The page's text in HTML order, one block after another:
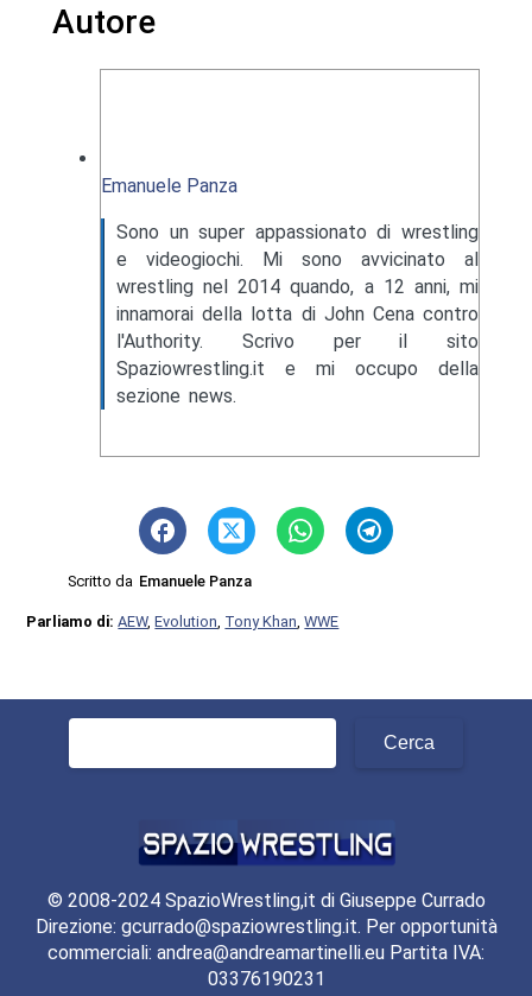
Autore
Emanuele Panza
Sono un super appassionato di wrestling
e videogiochi. Mi sono avvicinato al
wrestling nel 2014 quando, a 12 anni, mi
innamorai della lotta di John Cena contro
l'Authority. Scrivo per il sito
Spaziowrestling.it e mi occupo della
sezione news.
Scritto da Emanuele Panza
Parliamo di:AEW,Evolution Tony Khan ,WWE
© 2008-2024 SpazioWrestling,it di Giuseppe Currado
Direzione: gcurrado@spaziowrestling.it. Per opportunità
commerciali: andrea@andreamartinelli.eu Partita IVA:
03376190231